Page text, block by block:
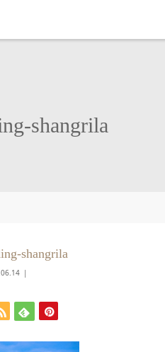
shangrila
shangrila